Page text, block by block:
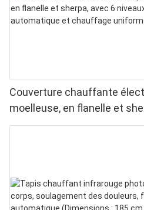
Couverture chauffante
moelleuse, en flanelle et
chaleur, arrêt automatique